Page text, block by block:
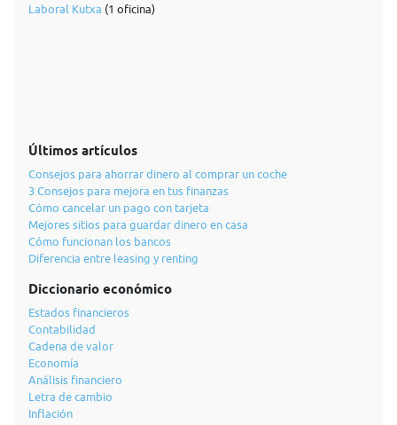
Laboral Kutxa (1 oficina)
Últimos artículos
Consejos para ahorrar dinero al comprar un coche
3 Consejos para mejora en tus finanzas
Cómo cancelar un pago con tarjeta
Mejores sitios para guardar dinero en casa
Cómo funcionan los bancos
Diferencia entre leasing y renting
Diccionario económico
Estados financieros
Contabilidad
Cadena de valor
Economía
Análisis financiero
Letra de cambio
Inflación